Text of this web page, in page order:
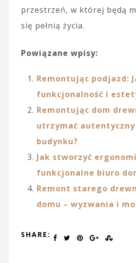
przestrzeń, w której będą
się pełnią życia.
Powiązane wpisy:
Remontując podjazd:
funkcjonalność i
Remontując dom
utrzymać
budynku?
Jak stworzyć
funkcjonalne biuro
Remont starego
domu – wyzwania i
SHARE: